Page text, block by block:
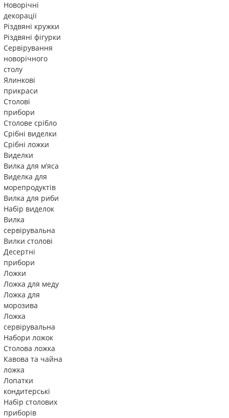
Новорічні
декорації
Різдвяні кружки
Різдвяні фігурки
Сервірування
новорічного
столу
Ялинкові
прикраси
Столові
прибори
Столове срібло
Срібні виделки
Срібні ложки
Виделки
Вилка для м’яса
Виделка для
морепродуктів
Вилка для риби
Набір виделок
Вилка
сервірувальна
Вилки столові
Десертні
прибори
Ложки
Ложка для меду
Ложка для
морозива
Ложка
сервірувальна
Набори ложок
Столова ложка
Кавова та чайна
ложка
Лопатки
кондитерські
Набір столових
приборів